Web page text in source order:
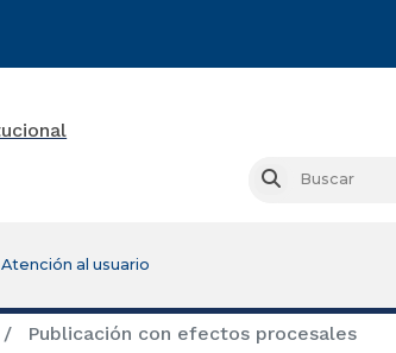
Buscar
Atención al usuario
Publicación con efectos procesales